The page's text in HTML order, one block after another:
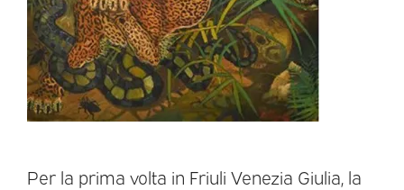
Per la prima volta in Friuli Venezia Giulia, la